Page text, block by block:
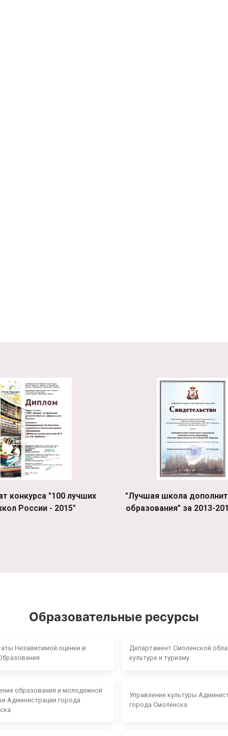
конкурса "100 лучших
России - 2015"
"Лучшая школа
образования" за 2013-
Образовательные ресурсы
Независимой оценки в
Департамент Смоленской
культуре и туризму
образования и молодежной
Администрации города
Управление культуры
города Смоленска